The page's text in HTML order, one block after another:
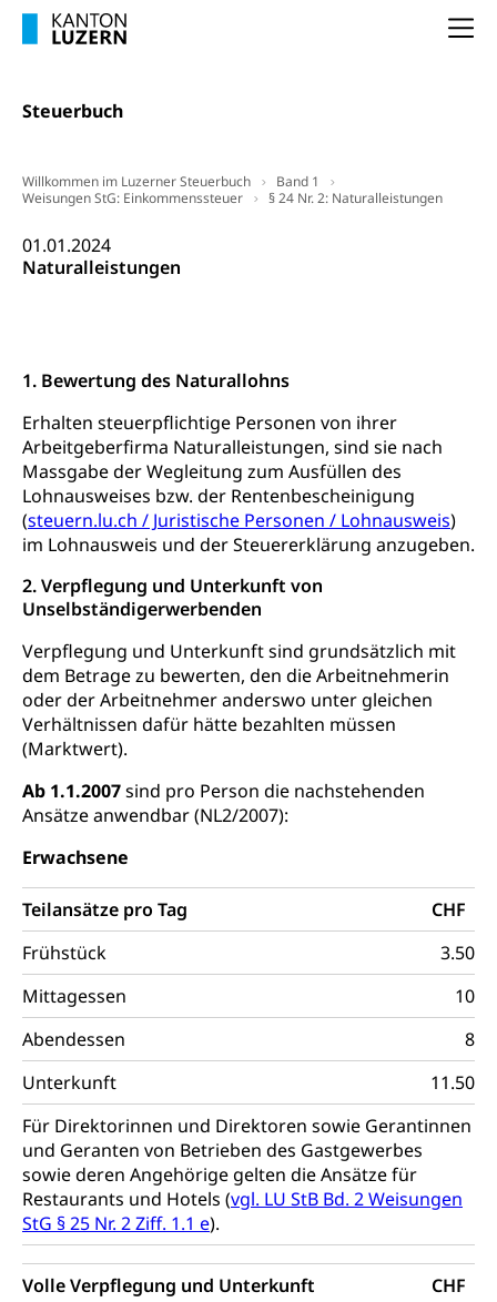
Steuerbuch
Willkommen im Luzerner Steuerbuch
Band 1
Weisungen StG: Einkommenssteuer
§ 24 Nr. 2: Naturalleistungen
01.01.2024
Naturalleistungen
1. Bewertung des Naturallohns
Erhalten steuerpflichtige Personen von ihrer
Arbeitgeberfirma Naturalleistungen, sind sie nach
Massgabe der Wegleitung zum Ausfüllen des
Lohnausweises bzw. der Rentenbescheinigung
(steuern.lu.ch / Juristische Personen / Lohnausweis)
im Lohnausweis und der Steuererklärung anzugeben.
2. Verpflegung und Unterkunft von
Unselbständigerwerbenden
Verpflegung und Unterkunft sind grundsätzlich mit
dem Betrage zu bewerten, den die Arbeitnehmerin
oder der Arbeitnehmer anderswo unter gleichen
Verhältnissen dafür hätte bezahlten müssen
(Marktwert).
Ab 1.1.2007sind pro Person die nachstehenden
Ansätze anwendbar (NL2/2007):
Erwachsene
Teilansätze pro Tag
CHF
Frühstück
3.50
Mittagessen
10
Abendessen
8
Unterkunft
11.50
Für Direktorinnen und Direktoren sowie Gerantinnen
und Geranten von Betrieben des Gastgewerbes
sowie deren Angehörige gelten die Ansätze für
Restaurants und Hotels (vgl. LU StB Bd. 2 Weisungen
StG § 25 Nr. 2 Ziff. 1.1 e).
Volle Verpflegung und Unterkunft
CHF
Aufenthaltsbewilligungen
Fahrzeugausweis)
Namensänderungen
Nationalität, Staatsangehörigkeit,
Staatsbürgerschaft, Bürgerrecht, Erwerb des
Familienzulagen (WAS Luzern)
Schwangerschaft / Geburt (gruezi.lu.ch)
Kinder und Jugendliche
Mündigkeit, Kindesschutz, Jugendschutz
Kinder- und Jugendförderung
Psychische Gesundheit
IV für Kinder und Jugendliche (WAS Luzern)
Pflege / Pflegeheim
Hauspflege, spitalexterne Pflege, Spitex
Betreuende Angehörige
Pflegeheimliste und freie Pflegeplätze
Betreuung von Angehörigen (WAS Luzern)
Religion
Kirche, Gottesdienst, Seelsorge,
Religionsgemeinschaft
Religionsvielfalt Im Kanton Luzern (unilu)
Sport
Freizeitaktivitäten, Schulsport, Spitzensport,
Breitensport, Jugend und Sport, Sportanlagen
Olympiateam Kanton Luzern
Gesundheitsförderung
Sportförderung
Haustiere, Heimtiere, Wildtiere, Veterinärmedizin,
Tiermedizin, Tierarzt, Tierschutz, Jagd, Fischerei,
Viehzucht
Hobbytierhaltung und Bienen
Halten von Wildtieren
Haltung Heimtiere
Hunde
Todesfall
Bestattung, Beerdigung, Testament, Erbrecht,
Erbschaft, Todesschein, Todesanzeige,
Zivilstandsamt, Erben, Erbenliste
Sicherheit
Armee
Militär, Militärdienst, Militärdienstpflicht,
Wehrpflicht, Berufssoldat, Militärdienstverweigerer,
Dienstverweigerer, Militärdienstverweigerung,
Wehrpflichtersatz, Wehrpflichtersatzabgabe